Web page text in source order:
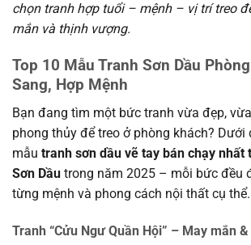
chọn tranh hợp tuổi – mệnh – vị trí treo
mắn và thịnh vượng.
Top 10 Mẫu Tranh Sơn Dầu
Sang, Hợp Mệnh
Bạn đang tìm một bức tranh vừa đẹp,
phong thủy để treo ở phòng khách? Dưới
mẫu tranh sơn dầu vẽ tay bán chạy nhất
Sơn Dầu trong năm 2025 – mỗi bức đều
từng mệnh và phong cách nội thất cụ thể.
Tranh “Cửu Ngư Quần Hội” – May mắn